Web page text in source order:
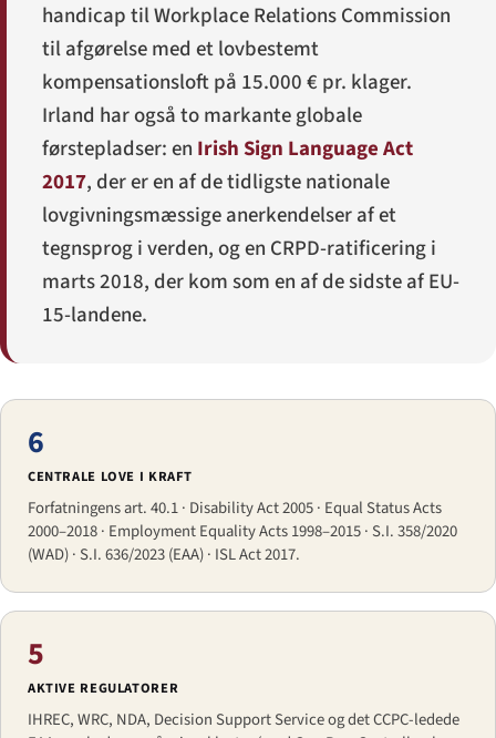
handicap til Workplace Relations Commission
til afgørelse med et lovbestemt
kompensationsloft på 15.000 € pr. klager.
Irland har også to markante globale
førstepladser: en Irish Sign Language Act
2017, der er en af de tidligste nationale
lovgivningsmæssige anerkendelser af et
tegnsprog i verden, og en CRPD-ratificering i
marts 2018, der kom som en af de sidste af EU-
15-landene.
6
CENTRALE LOVE I KRAFT
Forfatningens art. 40.1 · Disability Act 2005 · Equal Status Acts
2000–2018 · Employment Equality Acts 1998–2015 · S.I. 358/2020
(WAD) · S.I. 636/2023 (EAA) · ISL Act 2017.
5
AKTIVE REGULATORER
IHREC, WRC, NDA, Decision Support Service og det CCPC-ledede